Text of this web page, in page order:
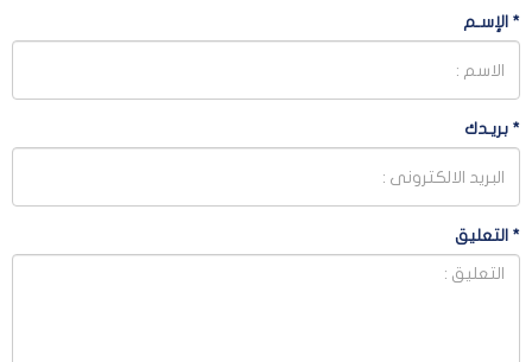
* الإسـم
* بريـدك
* التعليق